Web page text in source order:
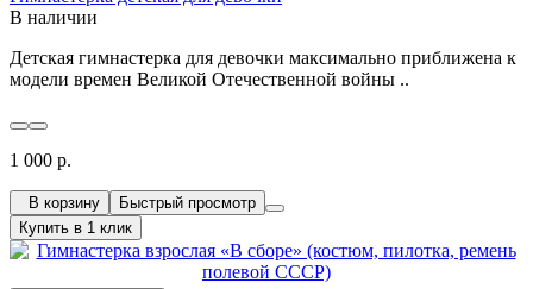
В наличии
Детская гимнастерка для девочки максимально приближена к
модели времен Великой Отечественной войны ..
1 000 р.
В корзину
Быстрый просмотр
Купить в 1 клик